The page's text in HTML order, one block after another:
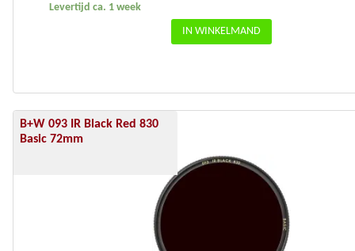
Levertijd ca. 1 week
IN WINKELMAND
B+W 093 IR Black Red 830
Basic 72mm